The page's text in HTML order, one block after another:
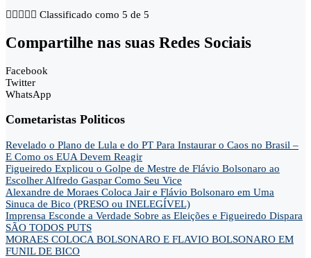
     Classificado como 5 de 5
Compartilhe nas suas Redes Sociais
Facebook
Twitter
WhatsApp
Cometaristas Politicos
Revelado o Plano de Lula e do PT Para Instaurar o Caos no Brasil –
E Como os EUA Devem Reagir
Figueiredo Explicou o Golpe de Mestre de Flávio Bolsonaro ao
Escolher Alfredo Gaspar Como Seu Vice
Alexandre de Moraes Coloca Jair e Flávio Bolsonaro em Uma
Sinuca de Bico (PRESO ou INELEGÍVEL)
Imprensa Esconde a Verdade Sobre as Eleições e Figueiredo Dispara
SÃO TODOS PUTS
MORAES COLOCA BOLSONARO E FLAVIO BOLSONARO EM
FUNIL DE BICO